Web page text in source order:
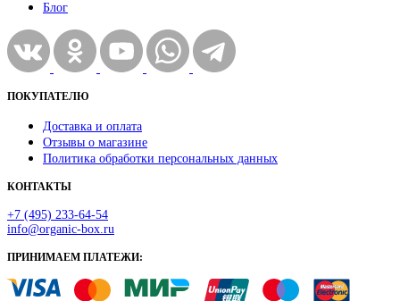
Блог
ПОКУПАТЕЛЮ
Доставка и оплата
Отзывы о магазине
Политика обработки персональных данных
КОНТАКТЫ
+7 (495) 233-64-54
info@organic-box.ru
ПРИНИМАЕМ ПЛАТЕЖИ: